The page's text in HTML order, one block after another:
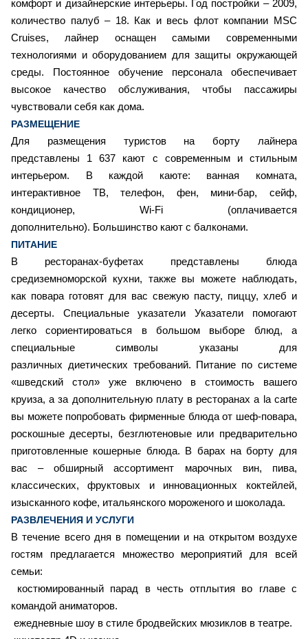
комфорт и дизайнерские интерьеры. Год постройки – 2009,
количество палуб – 18. Как и весь флот компании MSC
Cruises, лайнер оснащен самыми современными
технологиями и оборудованием для защиты окружающей
среды. Постоянное обучение персонала обеспечивает
высокое качество обслуживания, чтобы пассажиры
чувствовали себя как дома.
РАЗМЕЩЕНИЕ
Для размещения туристов на борту лайнера
представлены 1 637 кают с современным и стильным
интерьером. В каждой каюте: ванная комната,
интерактивное ТВ, телефон, фен, мини-бар, сейф,
кондиционер, Wi-Fi (оплачивается
дополнительно). Большинство кают с балконами.
ПИТАНИЕ
В ресторанах-буфетах представлены блюда
средиземноморской кухни, также вы можете наблюдать,
как повара готовят для вас свежую пасту, пиццу, хлеб и
десерты. Специальные указатели Указатели помогают
легко сориентироваться в большом выборе блюд, а
специальные символы указаны для
различных диетических требований. Питание по системе
«шведский стол» уже включено в стоимость вашего
круиза, а за дополнительную плату в ресторанах a la carte
вы можете попробовать фирменные блюда от шеф-повара,
роскошные десерты, безглютеновые или предварительно
приготовленные кошерные блюда. В барах на борту для
вас – обширный ассортимент марочных вин, пива,
классических, фруктовых и инновационных коктейлей,
изысканного кофе, итальянского мороженого и шоколада.
РАЗВЛЕЧЕНИЯ И УСЛУГИ
В течение всего дня в помещении и на открытом воздухе
гостям предлагается множество мероприятий для всей
семьи:
костюмированный парад в честь отплытия во главе с
командой аниматоров.
ежедневные шоу в стиле бродвейских мюзиклов в театре.